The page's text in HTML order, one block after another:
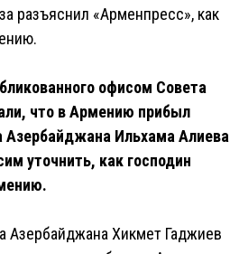
разъяснил «Арменпресс», как
офисом Совета
что в Армению прибыл
Ильхама Алиева
уточнить, как господин
Азербайджана Хикмет Гаджиев